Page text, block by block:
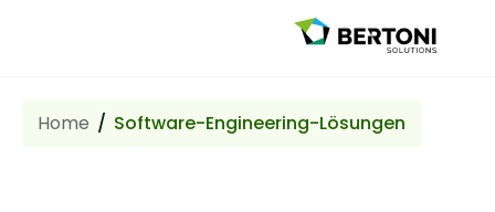
Home Software-Engineering-Lösungen